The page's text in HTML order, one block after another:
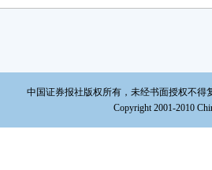
中国证券报社版权所有，未经书面授权不得
Copyright 2001-2010